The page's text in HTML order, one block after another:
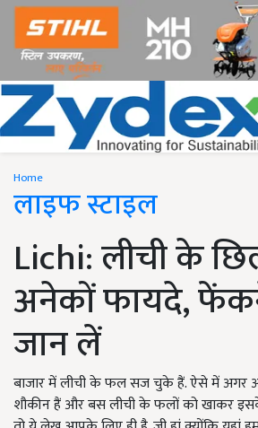
Home
लाइफ स्टाइल
Lichi: लीची के
अनेकों फायदे,
जान लें
बाजार में लीची के फल सज चुके हैं. ऐसे में अगर
शौकीन हैं और बस लीची के फलों को खाकर